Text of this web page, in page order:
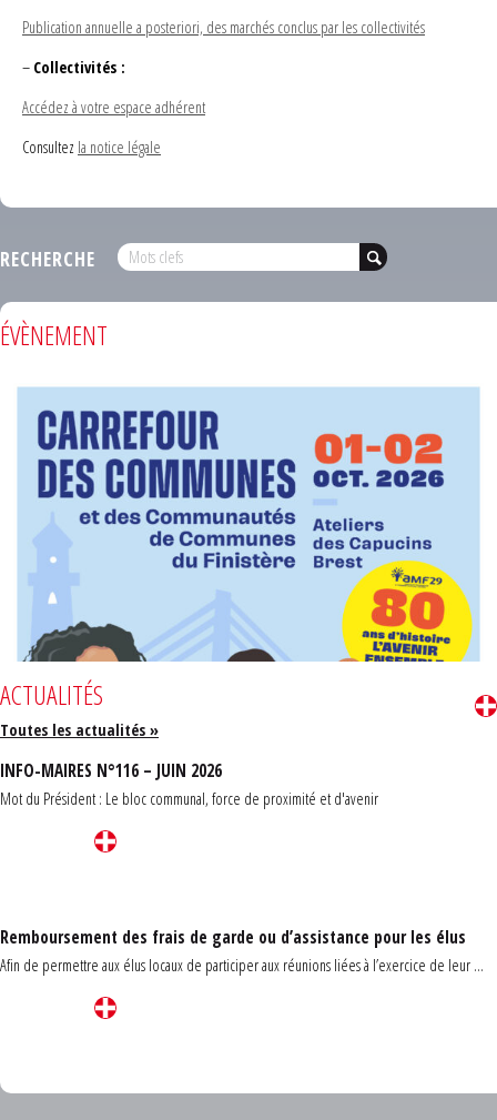
Publication annuelle a posteriori, des marchés conclus par les collectivités
– Collectivités :
Accédez à votre espace adhérent
Consultez la notice légale
RECHERCHE
ÉVÈNEMENT
ACTUALITÉS
Toutes les actualités »
INFO-MAIRES N°116 – JUIN 2026
Mot du Président : Le bloc communal, force de proximité et d'avenir
Remboursement des frais de garde ou d’assistance pour les élus
Afin de permettre aux élus locaux de participer aux réunions liées à l’exercice de leur ...